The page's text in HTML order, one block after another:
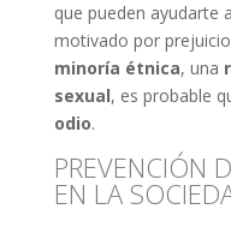
que pueden ayudarte
motivado por
minoría étnica, una
sexual, es probable
odio.
PREVENCIÓN
EN LA